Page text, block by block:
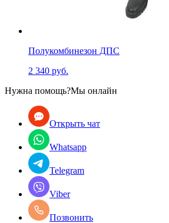
Полукомбинезон ДПС
2 340 руб.
Нужна помощь?Мы онлайн
Открыть чат
Whatsapp
Telegram
Viber
Позвонить